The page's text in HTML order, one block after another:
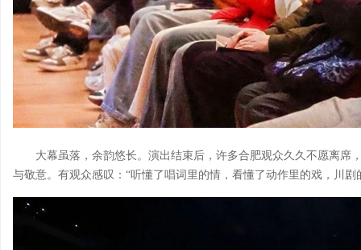
大幕虽落，余韵悠长。演出结束后，许多合肥观众久久不愿离席
与敬意。有观众感叹：“听懂了唱词里的情，看懂了动作里的戏，川